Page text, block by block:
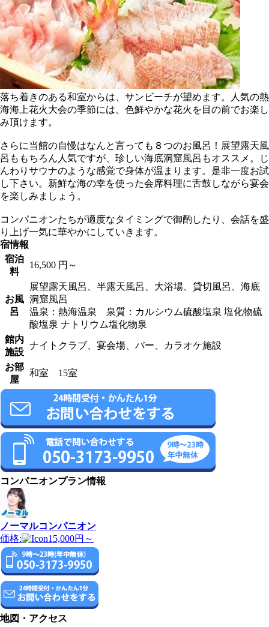
落ち着きのある和室からは、サンビーチが望めます。人気の熱
海海上花火大会の季節には、色鮮やかな花火を目の前でお楽し
み頂けます。
さらに当館の自慢はなんと言っても８つのお風呂！展望露天風
呂ももちろん人気ですが、珍しい海底洞窟風呂もオススメ。じ
んわりサウナのような感覚で身体が温まります。是非一度お試
し下さい。新鮮な海の幸を使った会席料理に舌鼓しながら宴会
を楽しみましょう。
コンパニオンたちが適度なタイミングで御酌したり、会話を盛
り上げ一気に華やかにしていきます。
宿情報
宿泊
料
16,500 円～
お風
呂
展望露天風呂、半露天風呂、大浴場、貸切風呂、海底
洞窟風呂
温泉：熱海温泉 泉質：カルシウム硫酸塩泉 塩化物硫
酸塩泉 ナトリウム塩化物泉
館内
施設
ナイトクラブ、宴会場、バー、カラオケ施設
お部
屋
和室 15室
コンパニオンプラン情報
ノーマルコンパニオン
価格:
15,000円～
地図・アクセス